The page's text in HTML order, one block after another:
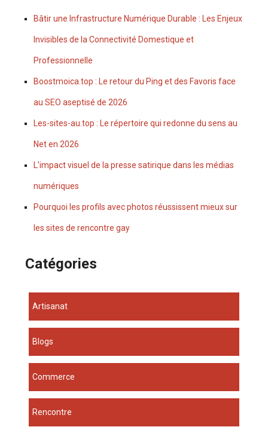
Bâtir une Infrastructure Numérique Durable : Les Enjeux
Invisibles de la Connectivité Domestique et
Professionnelle
Boostmoica.top : Le retour du Ping et des Favoris face
au SEO aseptisé de 2026
Les-sites-au.top : Le répertoire qui redonne du sens au
Net en 2026
L'impact visuel de la presse satirique dans les médias
numériques
Pourquoi les profils avec photos réussissent mieux sur
les sites de rencontre gay
Catégories
Artisanat
Blogs
Commerce
Rencontre